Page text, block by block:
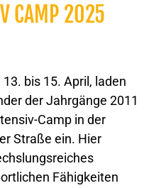
CAMP 2025
bis 15. April, laden
der Jahrgänge 2011
Camp in der
Straße ein. Hier
Fähigkeiten